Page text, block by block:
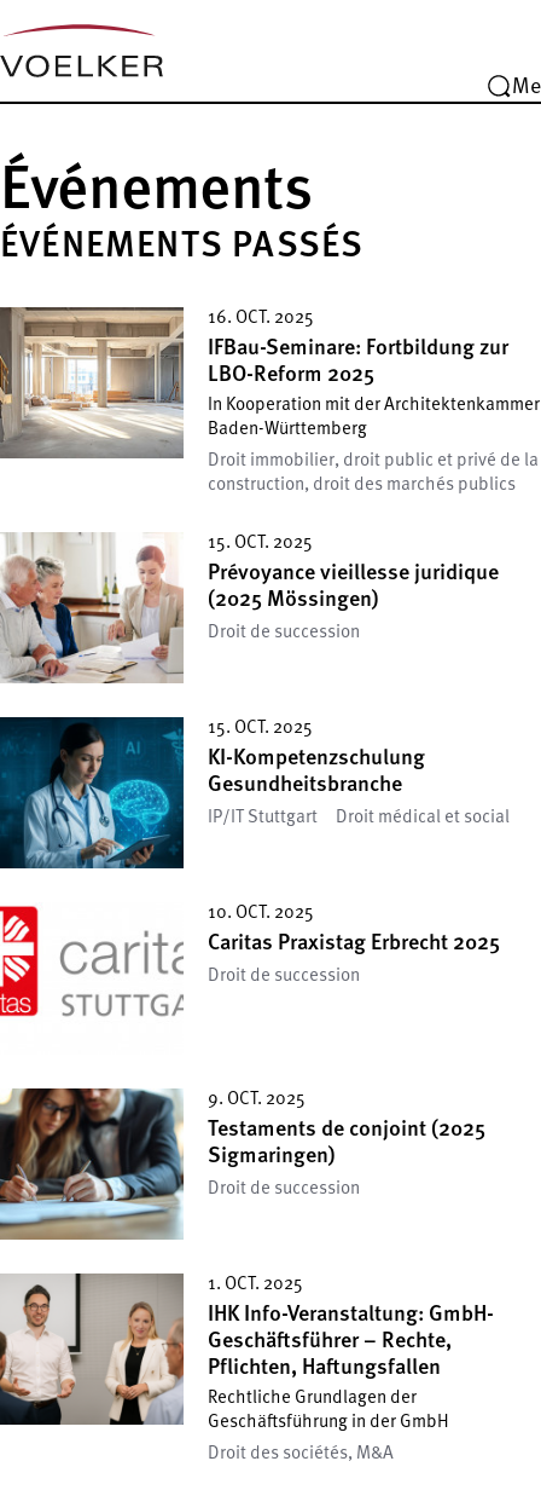
Événements
ÉVÉNEMENTS PASSÉS
16. OCT. 2025
IFBau-Seminare: Fortbildung zur
LBO-Reform 2025
In Kooperation mit der Architektenkammer
Baden-Württemberg
Droit immobilier, droit public et privé de la
construction, droit des marchés publics
15. OCT. 2025
Prévoyance vieillesse juridique
(2025 Mössingen)
Droit de succession
15. OCT. 2025
KI-Kompetenzschulung
Gesundheitsbranche
IP/IT Stuttgart Droit médical et social
10. OCT. 2025
Caritas Praxistag Erbrecht 2025
Droit de succession
9. OCT. 2025
Testaments de conjoint (2025
Sigmaringen)
Droit de succession
1. OCT. 2025
IHK Info-Veranstaltung: GmbH-
Geschäftsführer – Rechte,
Pflichten, Haftungsfallen
Rechtliche Grundlagen der
Geschäftsführung in der GmbH
Droit des sociétés, M&A